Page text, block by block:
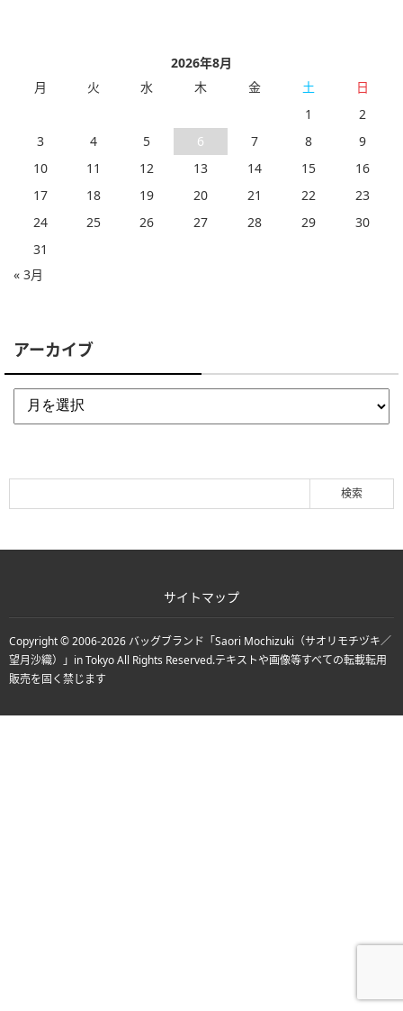
2026年8月
月
火 水 木 金 土
日
1
2
3
4 5 6 7 8
9
10
11 12 13 14 15
16
17
18 19 20 21 22
23
24
25 26 27 28 29
30
31
« 3月
アーカイブ
サイトマップ
Copyright © 2006-2026 バッグブランド「Saori Mochizuki（サオリモチヅキ／
望月沙織）」in TokyoAll Rights Reserved.テキストや画像等すべての転載転用
販売を固く禁じます